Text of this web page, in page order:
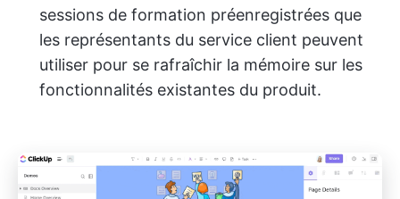
sessions de formation préenregistrées que
les représentants du service client peuvent
utiliser pour se rafraîchir la mémoire sur les
fonctionnalités existantes du produit.